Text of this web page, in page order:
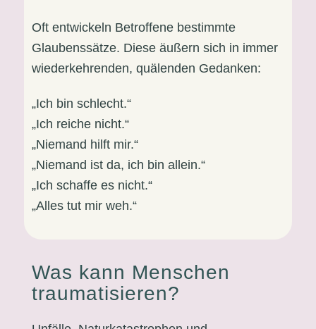
Oft entwickeln Betroffene bestimmte
Glaubenssätze. Diese äußern sich in immer
wiederkehrenden, quälenden Gedanken:
„Ich bin schlecht.“
„Ich reiche nicht.“
„Niemand hilft mir.“
„Niemand ist da, ich bin allein.“
„Ich schaffe es nicht.“
„Alles tut mir weh.“
Was kann Menschen
traumatisieren?